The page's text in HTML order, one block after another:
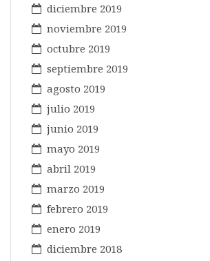
diciembre 2019
noviembre 2019
octubre 2019
septiembre 2019
agosto 2019
julio 2019
junio 2019
mayo 2019
abril 2019
marzo 2019
febrero 2019
enero 2019
diciembre 2018